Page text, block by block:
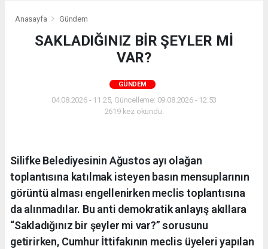
Anasayfa Gündem
SAKLADIĞINIZ BİR ŞEYLER Mİ
VAR?
GÜNDEM
04.08.2026 - 11:25, Güncelleme: 09.08.2026 - 12:53
2619 kez okundu.
Silifke Belediyesinin Ağustos ayı olağan
toplantısına katılmak isteyen basın mensuplarının
görüntü alması engellenirken meclis toplantısına
da alınmadılar. Bu anti demokratik anlayış akıllara
“Sakladığınız bir şeyler mi var?” sorusunu
getirirken, Cumhur İttifakının meclis üyeleri yapılan